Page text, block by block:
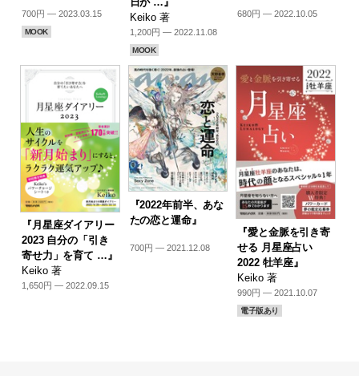
700円 — 2023.03.15
MOOK
Keiko 著
1,200円 — 2022.11.08
MOOK
680円 — 2022.10.05
『月星座ダイアリー
2023 自分の「引き
寄せ力」を育て …』
Keiko 著
1,650円 — 2022.09.15
『2022年前半、あな
たの恋と運命』
700円 — 2021.12.08
『愛と金脈を引き寄
せる 月星座占い
2022 牡羊座』
Keiko 著
990円 — 2021.10.07
電子版あり